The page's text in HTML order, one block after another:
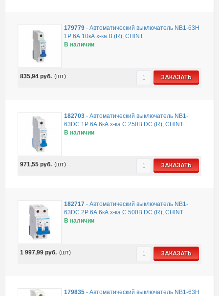
179779- Автоматический выключатель NB1-63H
1P 6А 10кА х-ка B (R), CHINT
В наличии
835,94 руб. (шт) ЗАКАЗАТЬ
182703- Автоматический выключатель NB1-
63DC 1P 6А 6кА х-ка C 250В DC (R), CHINT
В наличии
971,55 руб. (шт) ЗАКАЗАТЬ
182717- Автоматический выключатель NB1-
63DC 2P 6А 6кА х-ка C 500В DC (R), CHINT
В наличии
1 997,99 руб. (шт) ЗАКАЗАТЬ
179835- Автоматический выключатель NB1-63H